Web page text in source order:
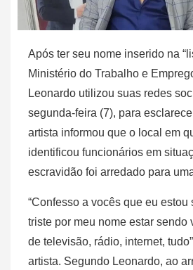
Após ter seu nome inserido na
Ministério do Trabalho e
Leonardo utilizou suas redes
segunda-feira (7), para
artista informou que o local em
identificou funcionários em
escravidão foi arredado para
“Confesso a vocês que eu estou
triste por meu nome estar sendo
de televisão, rádio, internet,
artista. Segundo Leonardo, ao